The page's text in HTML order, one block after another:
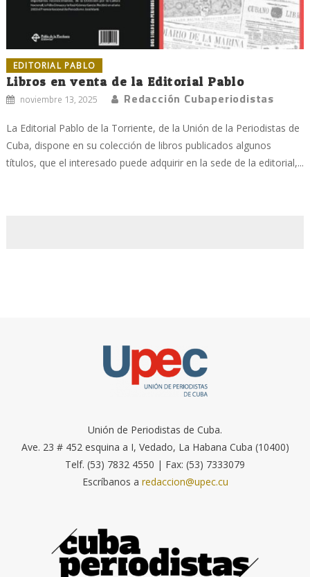
EDITORIAL PABLO
Libros en venta de la Editorial Pablo
noviembre 13, 2025 Redacción Cubaperiodistas
La Editorial Pablo de la Torriente, de la Unión de la Periodistas de
Cuba, dispone en su colección de libros publicados algunos
títulos, que el interesado puede adquirir en la sede de la editorial,...
Unión de Periodistas de Cuba.
Ave. 23 # 452 esquina a I, Vedado, La Habana Cuba (10400)
Telf. (53) 7832 4550 | Fax: (53) 7333079
Escríbanos a redaccion@upec.cu